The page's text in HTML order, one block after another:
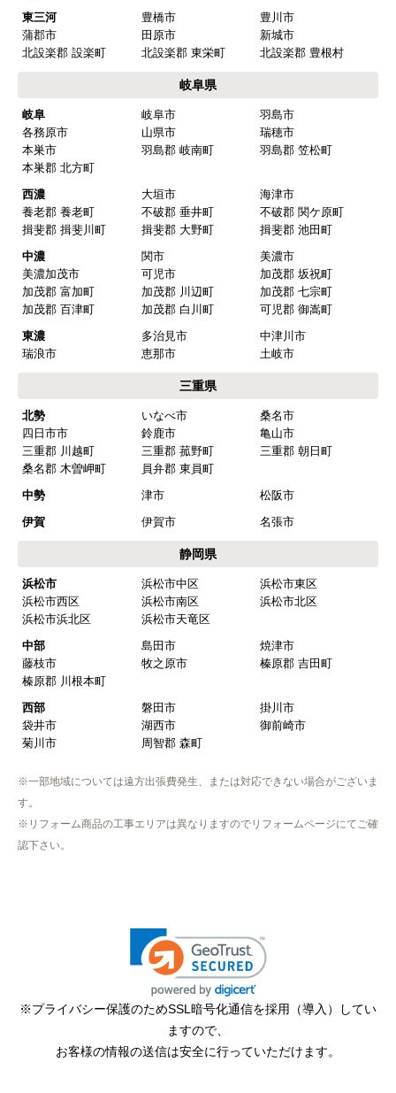
【このショップを選んだ理由は？】
た
【注文からどのくらいで届きましたか？】
【その他感想・コメント】
マークレさん
2025年10月10日 21:04
欲しい商品をスムーズに注文できましたか？
ショップからの連絡や対応は適切でしたか？
予定の期日までに商品が届きましたか？
はい
商品の梱包は必要十分なものでしたか？
【注文商品】浄水器・整水器 【注文時
期】2025年07月頃（モバイルから）
【このショップを選んだ理由は？】
近隣で安く、評判が良かったため
【注文からどのくらいで届きましたか？】
取付工事の数日前に調整して届けてくれた
作業をされた方はスムーズで親切でした
欲しい商品をスムーズに注文できましたか？
ショップからの連絡や対応は適切でしたか？
はい
予定の期日までに商品が届きましたか？
東三河 豊橋市
豊川市
蒲郡市
田原市
新城市
北設楽郡 設楽町
北設楽郡 東栄町 北設楽郡 豊根村
岐阜県
岐阜 岐阜市
羽島市
各務原市
山県市
瑞穂市
本巣市
羽島郡 岐南町
羽島郡 笠松町
本巣郡 北方町
西濃
大垣市
海津市
養老郡 養老町
不破郡 垂井町
不破郡 関ケ原町
揖斐郡 揖斐川町
揖斐郡 大野町
揖斐郡 池田町
中濃
関市
美濃市
美濃加茂市
可児市
加茂郡 坂祝町
加茂郡 富加町
加茂郡 川辺町
加茂郡 七宗町
加茂郡 百津町
加茂郡 白川町
可児郡 御嵩町
東濃
多治見市
中津川市
瑞浪市
恵那市 土岐市
三重県
北勢 いなべ市
桑名市
四日市市
鈴鹿市
亀山市
三重郡 川越町
三重郡 菰野町
三重郡 朝日町
桑名郡 木曽岬町
員弁郡 東員町
中勢
津市
松阪市
伊賀
伊賀市 名張市
静岡県
浜松市 浜松市中区
浜松市東区
浜松市西区
浜松市南区
浜松市北区
浜松市浜北区
浜松市天竜区
中部
島田市
焼津市
藤枝市
牧之原市
榛原郡 吉田町
榛原郡 川根本町
西部
磐田市
掛川市
袋井市
湖西市
御前崎市
菊川市
周智郡 森町
※一部地域については遠方出張費発生、または対応できない場合がございま
す。
※リフォーム商品の工事エリアは異なりますのでリフォームページにてご確
認下さい。
※プライバシー保護のためSSL暗号化通信を採用（導入）してい
ますので、
お客様の情報の送信は安全に行っていただけます。